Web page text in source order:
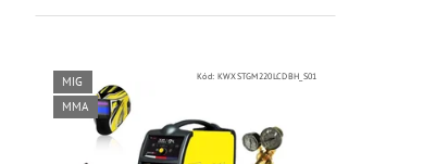
MIG
MMA
Kód: KWXSTGM220LCDBH_S01